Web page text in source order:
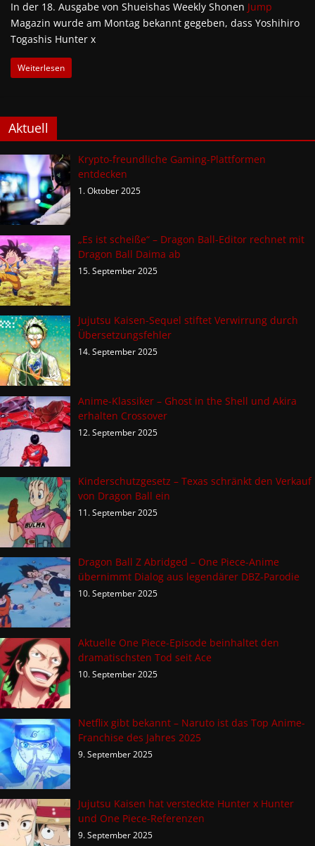
In der 18. Ausgabe von Shueishas Weekly Shonen Jump
Magazin wurde am Montag bekannt gegeben, dass Yoshihiro
Togashis Hunter x
Weiterlesen
Aktuell
Krypto-freundliche Gaming-Plattformen
entdecken
1. Oktober 2025
„Es ist scheiße“ – Dragon Ball-Editor rechnet mit
Dragon Ball Daima ab
15. September 2025
Jujutsu Kaisen-Sequel stiftet Verwirrung durch
Übersetzungsfehler
14. September 2025
Anime-Klassiker – Ghost in the Shell und Akira
erhalten Crossover
12. September 2025
Kinderschutzgesetz – Texas schränkt den Verkauf
von Dragon Ball ein
11. September 2025
Dragon Ball Z Abridged – One Piece-Anime
übernimmt Dialog aus legendärer DBZ-Parodie
10. September 2025
Aktuelle One Piece-Episode beinhaltet den
dramatischsten Tod seit Ace
10. September 2025
Netflix gibt bekannt – Naruto ist das Top Anime-
Franchise des Jahres 2025
9. September 2025
Jujutsu Kaisen hat versteckte Hunter x Hunter
und One Piece-Referenzen
9. September 2025